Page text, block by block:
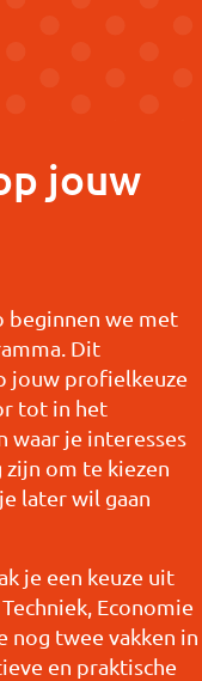
jouw
beginnen we met
Dit
jouw profielkeuze
tot in het
waar je interesses
zijn om te kiezen
later wil gaan
je een keuze uit
Economie
nog twee vakken in
en praktische